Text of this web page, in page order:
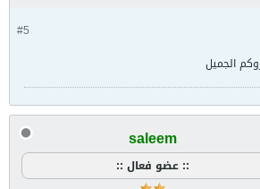
#5
الجميل
saleem
:: عضو فعال ::